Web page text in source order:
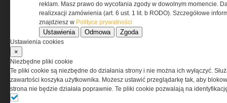
O NAS
Codzienne źródło informacji o taktyce, szkoleniu,
misjach bojowych, uzbrojeniu, umundurowaniu
i wyposażeniu jednostek specjalnych w kraju i na świecie.
reklam. Masz prawo do wycofania zgody w dowolnym momencie.
realizxacji zamówienia (art. 6 ust. 1 lit. b RODO). Szczegółowe
znajdziesz w Polityce prywatności
Ustawienia Odmowa Zgoda
Ustawienia cookies
×
Niezbędne pliki cookie
Te pliki cookie są niezbędne do działania strony i nie można ich wyłączyć.
zawartości koszyka użytkownika. Możesz ustawić przeglądarkę tak, aby
strona nie będzie działała poprawnie. Te pliki cookie pozwalają na